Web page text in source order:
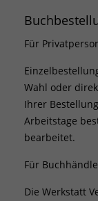
Für
Wahl oder
Ihrer
Arbeitstage
bearbeitet.
Für
Die Werkstatt